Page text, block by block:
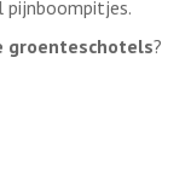
pijnboompitjes.
groenteschotels?